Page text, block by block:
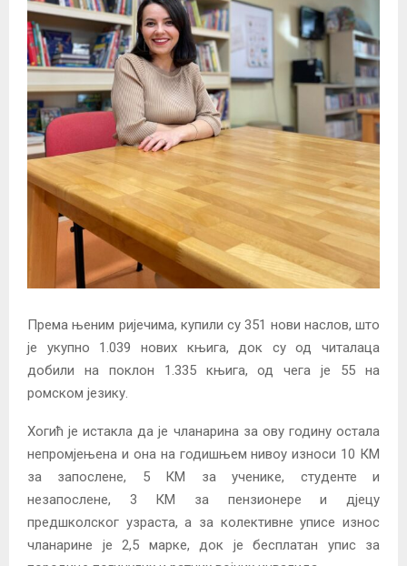
Према њеним ријечима, купили су 351 нови наслов, што
је укупно 1.039 нових књига, док су од читалаца
добили на поклон 1.335 књига, од чега је 55 на
ромском језику.
Хогић је истакла да је чланарина за ову годину остала
непромјењена и она на годишњем нивоу износи 10 КМ
за запослене, 5 КМ за ученике, студенте и
незапослене, 3 КМ за пензионере и дјецу
предшколског узраста, а за колективне уписе износ
чланарине је 2,5 марке, док је бесплатан упис за